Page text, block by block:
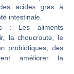
acides gras à
intestinale.
: Les aliments
la choucroute, le
probiotiques, des
améliorer la